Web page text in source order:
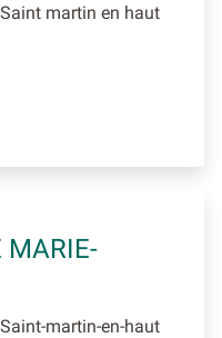
martin en haut
MARIE-
martin-en-haut